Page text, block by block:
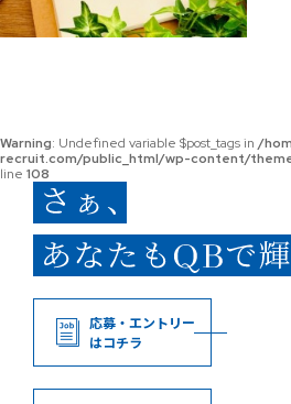
Warning: Undefined variable $post_tags in /
recruit.com/public_html/wp-content/
line 108
応募・エントリー
はコチラ